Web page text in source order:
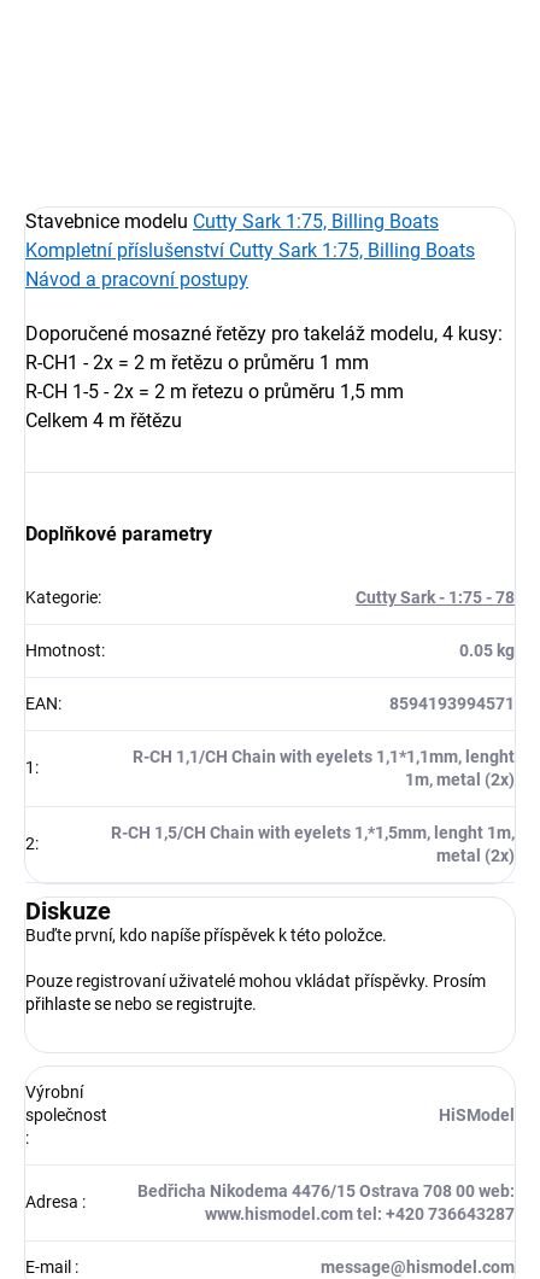
Stavebnice modelu Cutty Sark 1:75, Billing Boats
Kompletní příslušenství Cutty Sark 1:75, Billing Boats
Návod a pracovní postupy
Doporučené mosazné řetězy pro takeláž modelu, 4 kusy:
R-CH1 - 2x = 2 m řetězu o průměru 1 mm
R-CH 1-5 - 2x = 2 m řetezu o průměru 1,5 mm
Celkem 4 m řětězu
Doplňkové parametry
Kategorie: Cutty Sark - 1:75 - 78
Hmotnost: 0.05 kg
EAN: 8594193994571
1 :
R-CH 1,1/CH Chain with eyelets 1,1*1,1mm, lenght
1m, metal (2x)
2:
R-CH 1,5/CH Chain with eyelets 1,*1,5mm, lenght 1m,
metal (2x)
Diskuze
Buďte první, kdo napíše příspěvek k této položce.
Pouze registrovaní uživatelé mohou vkládat příspěvky. Prosím
přihlaste se nebo se registrujte.
Výrobní
společnost
:
HiSModel
Adresa :
Bedřicha Nikodema 4476/15 Ostrava 708 00 web:
www.hismodel.com tel: +420 736643287
E-mail : message@hismodel.com